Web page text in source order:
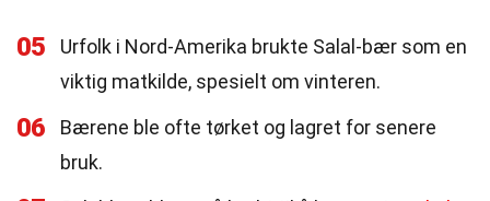
05
Urfolk i Nord-Amerika brukte Salal-bær som en
viktig matkilde, spesielt om vinteren.
06
Bærene ble ofte tørket og lagret for senere
bruk.